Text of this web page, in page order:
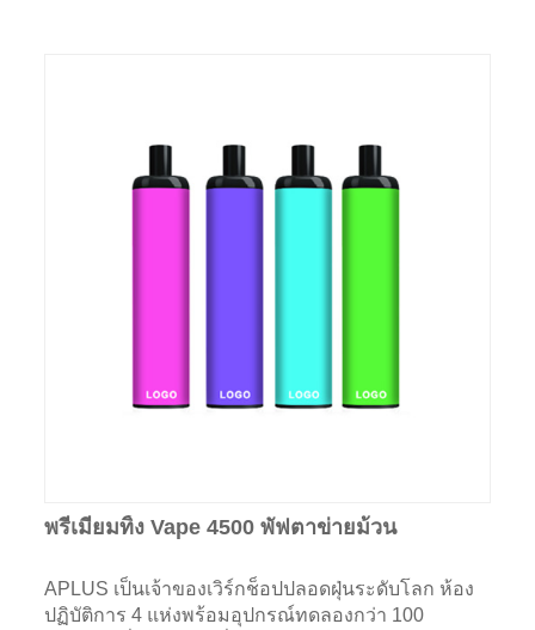
พรีเมี่ยมทิ้ง Vape 4500 พัฟตาข่ายม้วน
APLUS เป็นเจ้าของเวิร์กช็อปปลอดฝุ่นระดับโลก ห้อง
ปฏิบัติการ 4 แห่งพร้อมอุปกรณ์ทดลองกว่า 100